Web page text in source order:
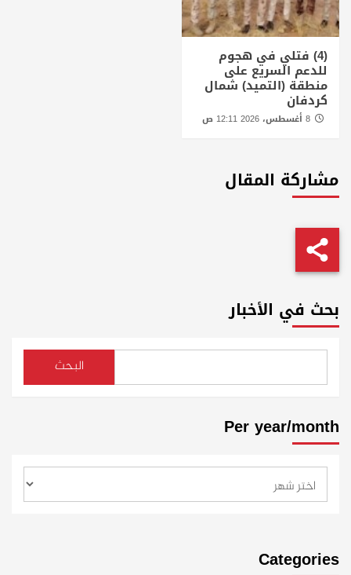
(4) فتلي في هجوم
للدعم السريع على
منطقة (التميد) شمال
كردفان
مشاركة المقال
بحث في الأخبار
البحث
Per year/month
Categories